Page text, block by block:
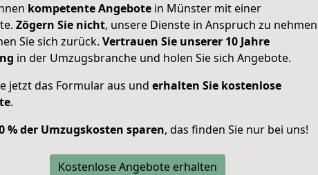
kompetente Angebote in Münster mit einer
Zögern Sie nicht, unsere Dienste in Anspruch zu nehmen
Sie sich zurück. Vertrauen Sie unserer 10 Jahre
in der Umzugsbranche und holen Sie sich Angebote.
jetzt das Formular aus und erhalten Sie kostenlose
.
% der Umzugskosten sparen, das finden Sie nur bei uns!
Kostenlose Angebote erhalten